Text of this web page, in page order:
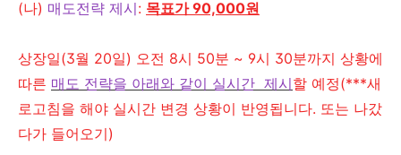
(나) 매도전략 제시: 목표가 90,000원
상장일(3월 20일) 오전 8시 50분 ~ 9시 30분까지 상황에
따른 매도 전략을 아래와 같이 실시간 제시할 예정(***새
로고침을 해야 실시간 변경 상황이 반영됩니다. 또는 나갔
다가 들어오기)